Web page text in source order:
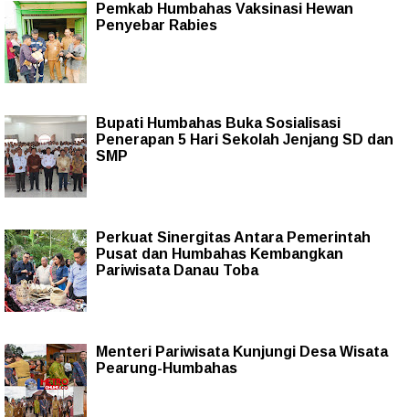
Pemkab Humbahas Vaksinasi Hewan
Penyebar Rabies
Bupati Humbahas Buka Sosialisasi
Penerapan 5 Hari Sekolah Jenjang SD dan
SMP
Perkuat Sinergitas Antara Pemerintah
Pusat dan Humbahas Kembangkan
Pariwisata Danau Toba
Menteri Pariwisata Kunjungi Desa Wisata
Pearung-Humbahas